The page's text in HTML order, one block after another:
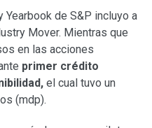
de S&P incluyo a
Mover. Mientras que
en las acciones
primer crédito
el cual tuvo un
(mdp).